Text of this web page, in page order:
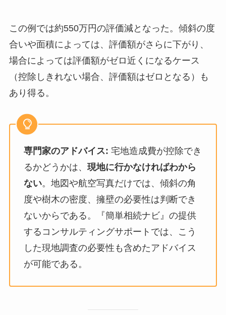
この例では約550万円の評価減となった。傾斜の度
合いや面積によっては、評価額がさらに下がり、
場合によっては評価額がゼロ近くになるケース
（控除しきれない場合、評価額はゼロとなる）も
あり得る。
専門家のアドバイス: 宅地造成費が控除でき
るかどうかは、 現地に行かなければわから
ない。地図や航空写真だけでは、傾斜の角
度や樹木の密度、擁壁の必要性は判断でき
ないからである。『簡単相続ナビ』の提供
するコンサルティングサポートでは、こう
した現地調査の必要性も含めたアドバイス
が可能である。